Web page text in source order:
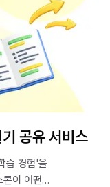
공유 서비스
습 경험'을
이 어떤